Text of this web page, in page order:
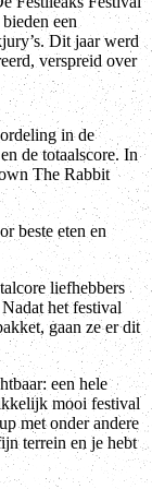
in de
de totaalscore. In
The Rabbit
beste eten en
liefhebbers
het festival
gaan ze er dit
een hele
mooi festival
met onder andere
terrein en je hebt